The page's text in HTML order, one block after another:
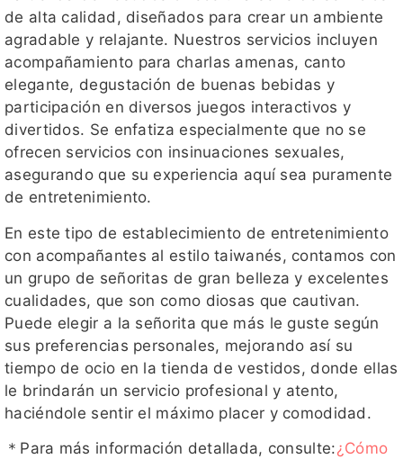
de alta calidad, diseñados para crear un ambiente
agradable y relajante. Nuestros servicios incluyen
acompañamiento para charlas amenas, canto
elegante, degustación de buenas bebidas y
participación en diversos juegos interactivos y
divertidos. Se enfatiza especialmente que no se
ofrecen servicios con insinuaciones sexuales,
asegurando que su experiencia aquí sea puramente
de entretenimiento.
En este tipo de establecimiento de entretenimiento
con acompañantes al estilo taiwanés, contamos con
un grupo de señoritas de gran belleza y excelentes
cualidades, que son como diosas que cautivan.
Puede elegir a la señorita que más le guste según
sus preferencias personales, mejorando así su
tiempo de ocio en la tienda de vestidos, donde ellas
le brindarán un servicio profesional y atento,
haciéndole sentir el máximo placer y comodidad.
＊Para más información detallada, consulte:¿Cómo